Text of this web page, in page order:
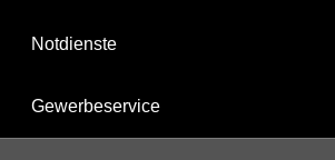
Notdienste
Gewerbeservice